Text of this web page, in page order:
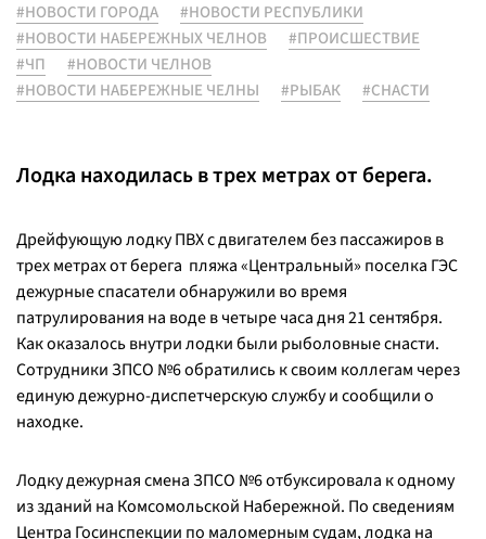
#НОВОСТИ ГОРОДА
#НОВОСТИ РЕСПУБЛИКИ
#НОВОСТИ НАБЕРЕЖНЫХ ЧЕЛНОВ
#ПРОИСШЕСТВИЕ
#ЧП
#НОВОСТИ ЧЕЛНОВ
#НОВОСТИ НАБЕРЕЖНЫЕ ЧЕЛНЫ
#РЫБАК #СНАСТИ
Лодка находилась в трех метрах от берега.
Дрейфующую лодку ПВХ с двигателем без пассажиров в
трех метрах от берега пляжа «Центральный» поселка ГЭС
дежурные спасатели обнаружили во время
патрулирования на воде в четыре часа дня 21 сентября.
Как оказалось внутри лодки были рыболовные снасти.
Сотрудники ЗПСО №6 обратились к своим коллегам через
единую дежурно-диспетчерскую службу и сообщили о
находке.
Лодку дежурная смена ЗПСО №6 отбуксировала к одному
из зданий на Комсомольской Набережной. По сведениям
Центра Госинспекции по маломерным судам, лодка на